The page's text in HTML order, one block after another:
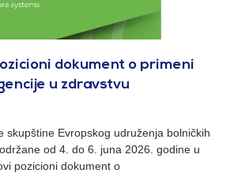
dokument o primeni
u zdravstvu
skupštine Evropskog udruženja bolničkih
od 4. do 6. juna 2026. godine u
pozicioni dokument o